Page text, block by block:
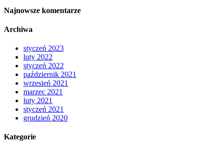
Najnowsze komentarze
Archiwa
styczeń 2023
luty 2022
styczeń 2022
październik 2021
wrzesień 2021
marzec 2021
luty 2021
styczeń 2021
grudzień 2020
Kategorie